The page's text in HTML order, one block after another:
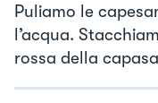
Puliamo le
l’acqua.
rossa della